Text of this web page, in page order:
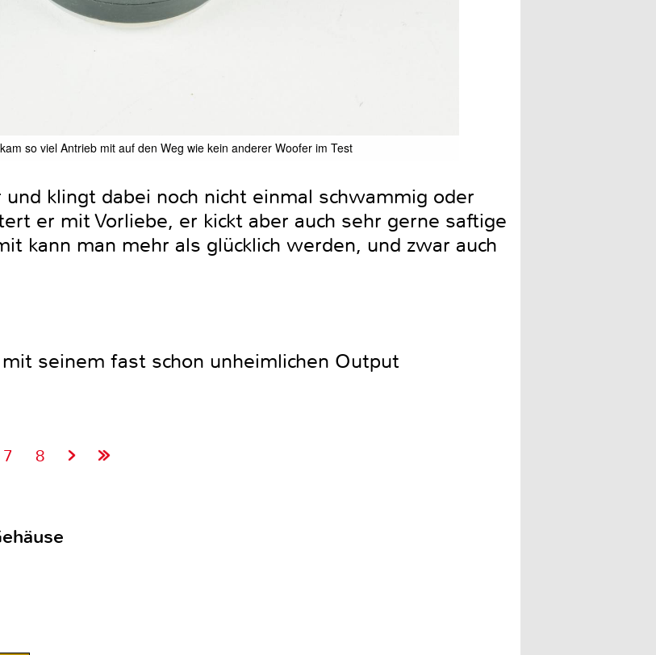
so viel Antrieb mit auf den Weg wie kein anderer Woofer im Test
klingt dabei noch nicht einmal schwammig oder
er mit Vorliebe, er kickt aber auch sehr gerne saftige
kann man mehr als glücklich werden, und zwar auch
seinem fast schon unheimlichen Output
7 8